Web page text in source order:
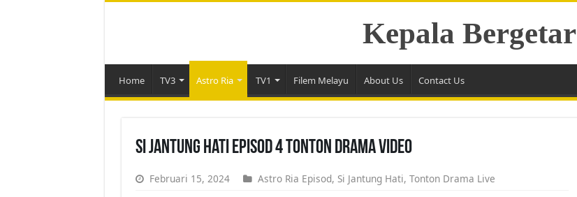
Kepala Bergetar
Home TV3 Astro Ria TV1 Filem Melayu About Us Contact Us
Si Jantung Hati Episod 4 Tonton Drama Video
Februari 15, 2024 Astro Ria Episod, Si Jantung Hati, Tonton Drama Live